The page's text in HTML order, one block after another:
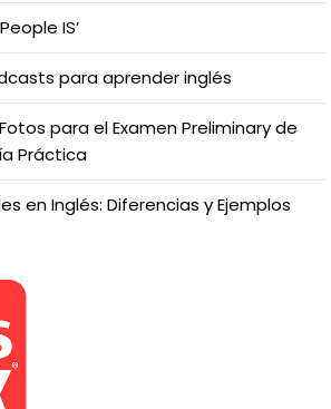
IS’
para aprender inglés
para el Examen Preliminary de
Práctica
en Inglés: Diferencias y Ejemplos